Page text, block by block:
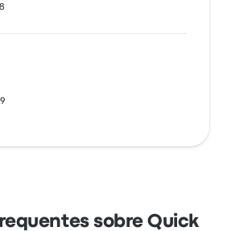
sobre Quick